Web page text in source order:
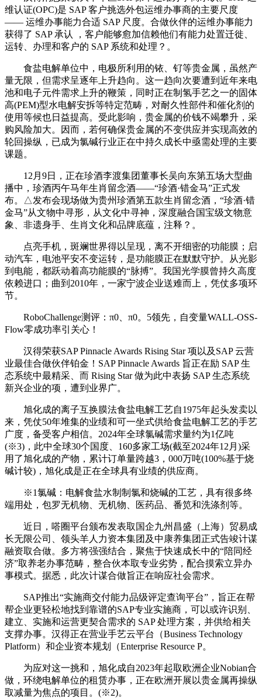
维认证(OPC)是 SAP 客户挑选外包运维办事商的主要尺度
—— 运维办事能力合适 SAP 尺度。合做伙伴的运维办事能力
获得了 SAP 承认 ，客户能够愈加信赖他们有能力处置迁徙、
运转、办理和客户的 SAP 系统和处理？。
食盐电解单位中，电极所利用的铱、钌等贵金属，虽然产
量无限，但需求呈逐年上升趋向。这一趋向次要遭到近年来电
池和电子元件需求上升的鞭策，同时正在制氢手艺之一的固体
高(PEM)型水电解安拆等特定范畴，对耐久性部件和催化剂的
使用等候也日益提高。受此影响，贵金属的价钱不竭攀升，采
购风险加大。因而，若何确保贵金属的不变供应并实现高效的
轮回操纵，已成为氯碱行业正在中持久成长中亟需处理的主要
课题。
12月9日，正在珍酒李渡集团董事长吴向东第五场大型曲
播中，珍酒丙午马年生肖留念酒——“珍酒·错金马”正式发
布。△发布会现场做为贵州珍酒第五款生肖留念酒，“珍酒·错
金马”从文物中寻形，从文化中寻神，深度融合国宝级文物意
象、非遗身手、生肖文化和品牌底蕴，注释？。
点亮手机，斑斓世界得以呈现，离不开细密的功能膜；启
动汽车，电池平安不变运转，是功能膜正在默默守护。从光影
到电能，都跃动着高功能膜的“脉搏”。我国光学膜曾持久高度
依赖进口；曲到2010年，一家宁波企业送难而上，凭仗多项环
节。
RoboChallenge测评：π0、π0。5领先，自变量WALL-OSS-
Flow零成功率引关心！
汉得荣获SAP Pinnacle Awards Rising Star 项以及SAP 云营
业最佳合做伙伴铂金！SAP Pinnacle Awards 旨正在励 SAP 生
态系统中最精采、而 Rising Star 做为此中表扬 SAP 生态系统
新兴企业的项，遭到业界广。
旭化成的离子互换膜法食盐电解工艺自1975年起头发卖以
来，凭仗50年堆集的业绩和可一坐式供给食盐电解工艺的手艺
广度，备受客户相信。2024年全球氯碱需求量约为1亿吨
(※3)，此中全球30个国度、160多家工场(截至2024年12月)采
用了旭化成的产物，累计订单量跨越3，000万吨(100%基于烧
碱计较)，旭化成是正在全球具有业绩的供应商。
※1氯碱：电解食盐水制制氯和烧碱的工艺，具有很多终
端用处，包罗无机物、无机物、医药品、番笕和洗涤剂等。
近日，嗒圈平台颁布发表取国企九州昌盛（上海）贸易成
长无限公司、领头羊人力资本集团及中康养集团正式告竣计谋
融资取合做。多方将强强结合，聚焦于快速成长中的“陪同经
济”取养老办事范畴，整合伙本取专业劣势，配合摸索立异办
事模式。据悉，此次计谋合做旨正在响应社会需求。
SAP推出“实施商交付能力品级评定查询平台”，旨正在帮
帮企业更轻松地找到靠谱的SAP专业实施商，可以或许识别、
建立、实施和运营更契合需求的 SAP 处理方案，并供给相关
支撑办事。汉得正在营业手艺云平台（Business Technology
Platform）和企业资本规划（Enterprise Resource P。
为应对这一挑和，旭化成自2023年起取欧洲企业Nobian合
做，环绕电解单位的租赁办事，正在欧洲开展以贵金属再操纵
取减量为焦点的项目。(※2)。